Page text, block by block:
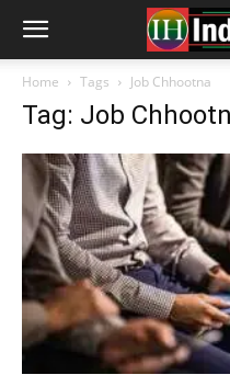
Home Tags Job Chhootna
Tag: Job